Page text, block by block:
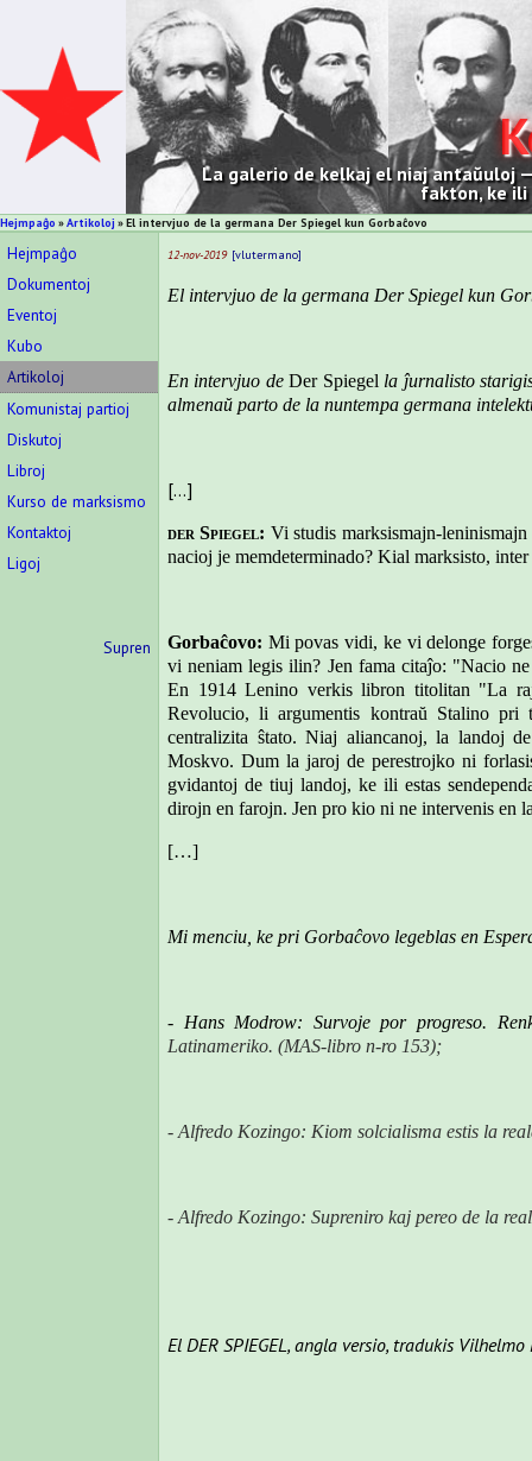
La galerio de kelkaj el niaj antaŭuloj
fakton, ke
Hejmpaĝo Artikoloj El intervjuo de la germana Der Spiegel kun Gorbaĉovo
Hejmpaĝo
Dokumentoj
Eventoj
Kubo
Artikoloj
Komunistaj partioj
Diskutoj
Libroj
Kurso de marksismo
Kontaktoj
Ligoj
Supren
12-nov-2019 vlutermano
El intervjuo de la germana Der Spiegel kun
En intervjuo deDer Spiegel la ĵurnalisto
almenaŭ parto de la nuntempa germana
[…]
der Spiegel: Vi studis marksismajn-
nacioj je memdeterminado? Kial marksisto,
Gorbaĉovo: Mi povas vidi, ke vi delonge
vi neniam legis ilin? Jen fama citaĵo: "Nacio
En 1914 Lenino verkis libron titolitan "La
Revolucio, li argumentis kontraŭ Stalino
centralizita ŝtato. Niaj aliancanoj, la landoj
Moskvo. Dum la jaroj de perestrojko ni
gvidantoj de tiuj landoj, ke ili estas
dirojn en farojn. Jen pro kio ni ne intervenis en
[…]
Mi menciu, ke pri Gorbaĉovo legeblas en
- Hans Modrow: Survoje por progreso.
Latinameriko. (MAS-libro n-ro 153);
- Alfredo Kozingo: Kiom solcialisma estis la
- Alfredo Kozingo: Supreniro kaj pereo de la
El DER SPIEGEL, angla versio, tradukis